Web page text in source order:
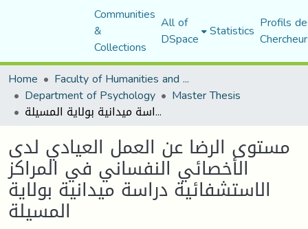
Communities
&
Collections
All of
DSpace Statistics Profils
Home
Faculty of Humanities and Social Sciences
Department of Psychology Master Thesis
مستوى الرضا عن العمل العيادي لدى الأخصائي النفساني في المراكز الاستشفائية دراسة ميدانية بولاية المسيلة
مستوى الرضا عن العمل العيادي لدى
الأخصائي النفساني في المراكز
الاستشفائية دراسة ميدانية بولاية
المسيلة